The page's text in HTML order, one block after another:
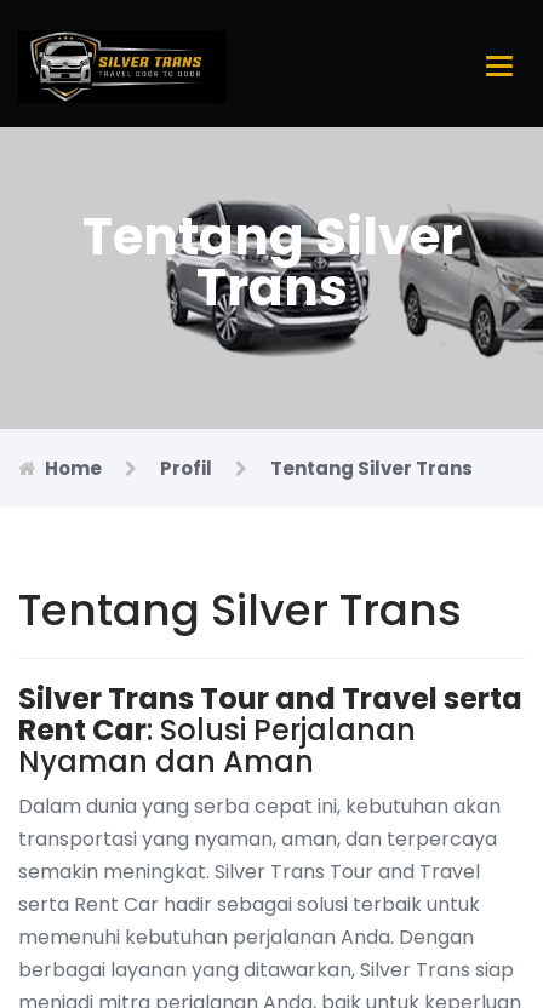
Main
Tentang Silver
Trans
Home Profil Tentang Silver Trans
Tentang Silver Trans
Silver Trans Tour and Travel serta
Rent Car: Solusi Perjalanan
Nyaman dan Aman
Dalam dunia yang serba cepat ini, kebutuhan akan
transportasi yang nyaman, aman, dan terpercaya
semakin meningkat. Silver Trans Tour and Travel
serta Rent Car hadir sebagai solusi terbaik untuk
memenuhi kebutuhan perjalanan Anda. Dengan
berbagai layanan yang ditawarkan, Silver Trans siap